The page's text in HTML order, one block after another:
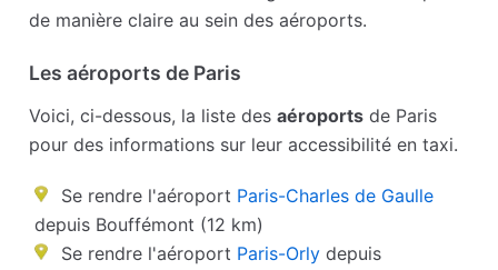
de manière claire au sein des aéroports.
Les aéroports de Paris
Voici, ci-dessous, la liste desaéroports de Paris
pour des informations sur leur accessibilité en taxi.
Se rendre l'aéroport Paris-Charles de Gaulle
depuis Bouffémont (12 km)
Se rendre l'aéroport Paris-Orly depuis